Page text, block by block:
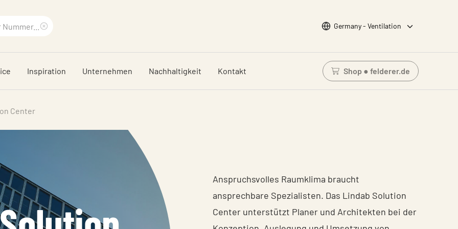
löschen
Wähle Sprache
Germany - Ventilation
Inspiration Unternehmen Nachhaltigkeit Kontakt Shop ● felderer.de
Einloggen um den
Center
Anspruchsvolles Raumklima braucht
ansprechbare Spezialisten. Das Lindab Solution
Center unterstützt Planer und Architekten bei der